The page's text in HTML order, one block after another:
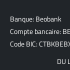
Banque: Beobank
Compte bancaire:
Code BIC:
DU